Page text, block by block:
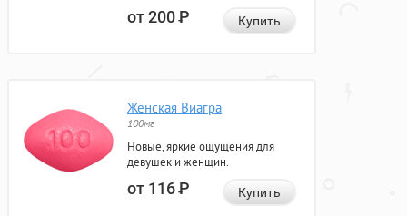
от 200Р Купить
Женская Виагра
100мг
Новые, яркие ощущения для
девушек и женщин.
от 116Р Купить